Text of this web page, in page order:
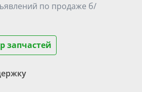
по продаже б/
запчастей